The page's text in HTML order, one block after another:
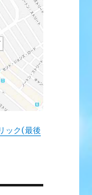
ック(最後